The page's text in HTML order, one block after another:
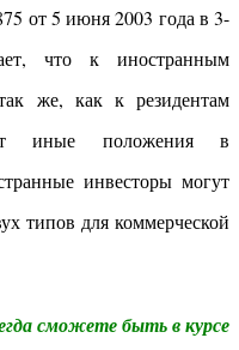
от 5 июня 2003 года в 3-
что к иностранным
же, как к резидентам
иные положения в
инвесторы могут
типов для коммерческой
сможете быть в курсе